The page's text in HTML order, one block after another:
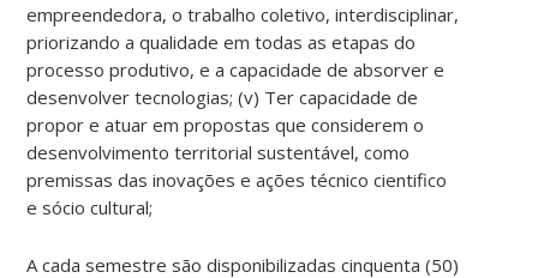
empreendedora, o trabalho coletivo, interdisciplinar,
priorizando a qualidade em todas as etapas do
processo produtivo, e a capacidade de absorver e
desenvolver tecnologias; (v) Ter capacidade de
propor e atuar em propostas que considerem o
desenvolvimento territorial sustentável, como
premissas das inovações e ações técnico cientifico
e sócio cultural;
A cada semestre são disponibilizadas cinquenta (50)